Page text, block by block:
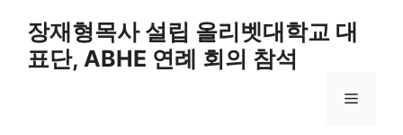
content
장재형목사 설립 올리벳대학교 대
표단, ABHE 연례 회의 참석
Menu